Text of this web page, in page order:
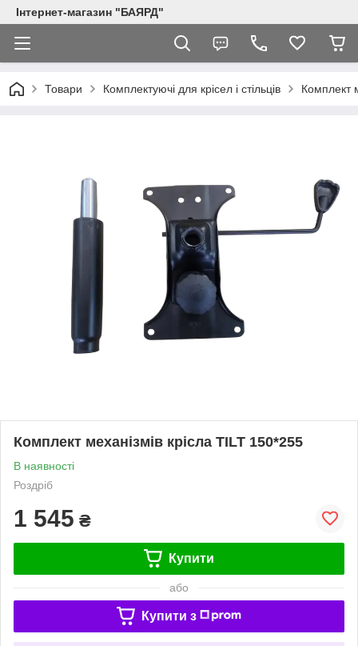
Інтернет-магазин "БАЯРД"
Товари Комплектуючі для крісел і стільців Комплект
Комплект механізмів крісла TILT 150*255
В наявності
Роздріб
1 545 ₴
Купити
або
Купити з